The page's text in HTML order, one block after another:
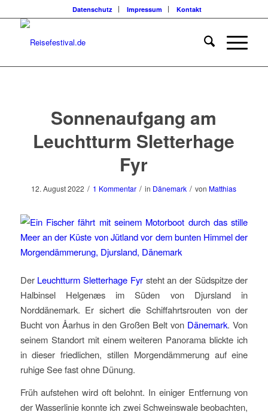
Datenschutz Impressum Kontakt
Sonnenaufgang am
Leuchtturm Sletterhage
Fyr
12. August 2022 / 1 Kommentar / in Dänemark / von Matthias
Der Leuchtturm Sletterhage Fyrsteht an der Südspitze der
Halbinsel Helgenæs im Süden von Djursland in
Norddänemark. Er sichert die Schiffahrtsrouten von der
Bucht von Åarhus in den Großen Belt von Dänemark. Von
seinem Standort mit einem weiteren Panorama blickte ich
in dieser friedlichen, stillen Morgendämmerung auf eine
ruhige See fast ohne Dünung.
Früh aufstehen wird oft belohnt. In einiger Entfernung von
der Wasserlinie konnte ich zwei Schweinswale beobachten,